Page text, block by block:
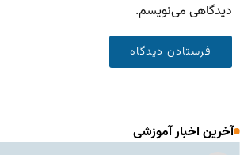
دیدگاهی می‌نویسم.
آخرین اخبار آموزشی